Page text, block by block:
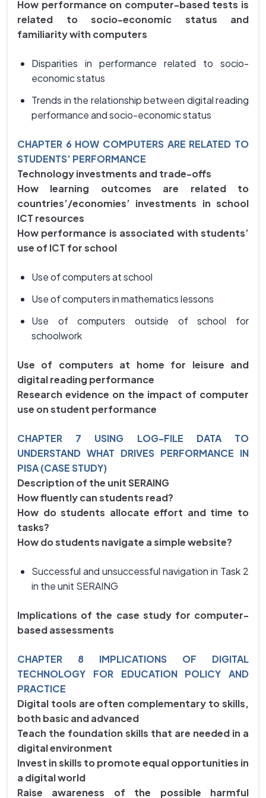
How performance on computer-based tests is
related to socio-economic status and
familiarity with computers
Disparities in performance related to socio-
economic status
Trends in the relationship between digital reading
performance and socio-economic status
CHAPTER 6 HOW COMPUTERS ARE RELATED TO
STUDENTS’ PERFORMANCE
Technology investments and trade-offs
How learning outcomes are related to
countries’/economies’ investments in school
ICT resources
How performance is associated with students’
use of ICT for school
Use of computers at school
Use of computers in mathematics lessons
Use of computers outside of school for
schoolwork
Use of computers at home for leisure and
digital reading performance
Research evidence on the impact of computer
use on student performance
CHAPTER 7 USING LOG-FILE DATA TO
UNDERSTAND WHAT DRIVES PERFORMANCE IN
PISA (CASE STUDY)
Description of the unit SERAING
How fluently can students read?
How do students allocate effort and time to
tasks?
How do students navigate a simple website?
Successful and unsuccessful navigation in Task 2
in the unit SERAING
Implications of the case study for computer-
based assessments
CHAPTER 8 IMPLICATIONS OF DIGITAL
TECHNOLOGY FOR EDUCATION POLICY AND
PRACTICE
Digital tools are often complementary to skills,
both basic and advanced
Teach the foundation skills that are needed in a
digital environment
Invest in skills to promote equal opportunities in
a digital world
Raise awareness of the possible harmful